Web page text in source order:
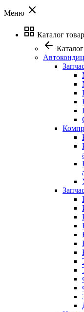
Меню
Каталог